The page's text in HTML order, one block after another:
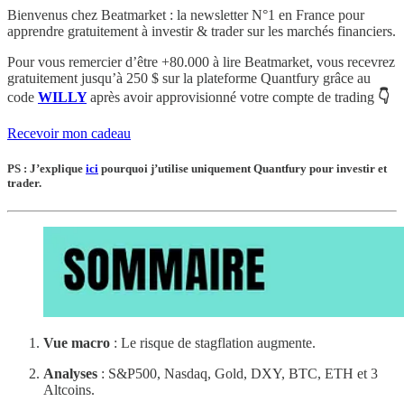
Bienvenus chez Beatmarket : la newsletter N°1 en France pour
apprendre gratuitement à investir & trader sur les marchés financiers.
Pour vous remercier d’être +80.000 à lire Beatmarket, vous recevrez
gratuitement jusqu’à 250 $ sur la plateforme Quantfury grâce au
code WILLY après avoir approvisionné votre compte de trading 👇
Recevoir mon cadeau
PS : J’explique ici pourquoi j’utilise uniquement Quantfury pour investir et
trader.
Vue macro : Le risque de stagflation augmente.
Analyses : S&P500, Nasdaq, Gold, DXY, BTC, ETH et 3
Altcoins.